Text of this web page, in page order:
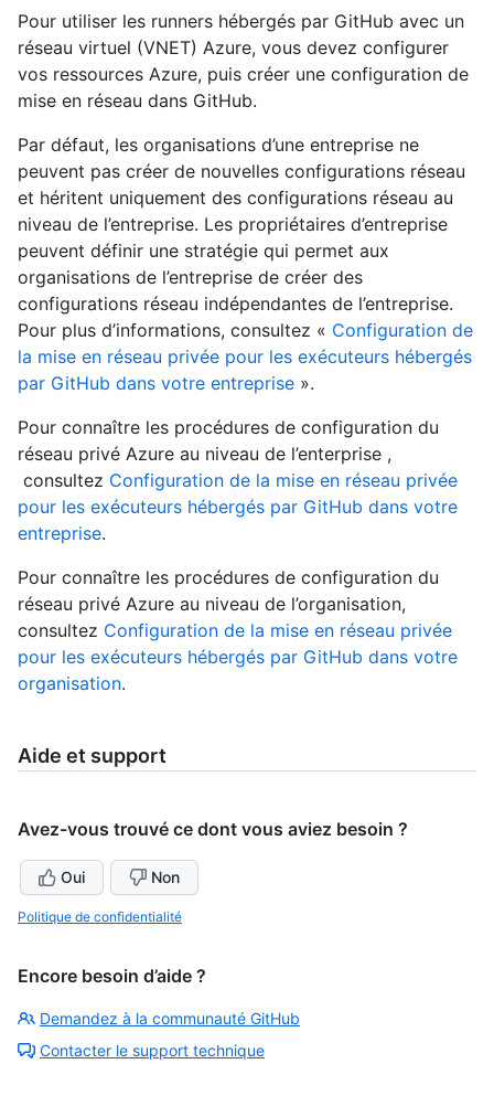
Pour utiliser les runners hébergés par GitHub avec un
réseau virtuel (VNET) Azure, vous devez configurer
vos ressources Azure, puis créer une configuration de
mise en réseau dans GitHub.
Par défaut, les organisations d’une entreprise ne
peuvent pas créer de nouvelles configurations réseau
et héritent uniquement des configurations réseau au
niveau de l’entreprise. Les propriétaires d’entreprise
peuvent définir une stratégie qui permet aux
organisations de l’entreprise de créer des
configurations réseau indépendantes de l’entreprise.
Pour plus d’informations, consultez « Configuration de
la mise en réseau privée pour les exécuteurs hébergés
par GitHub dans votre entreprise ».
Pour connaître les procédures de configuration du
réseau privé Azure au niveau de l’enterprise ,
consultez Configuration de la mise en réseau privée
pour les exécuteurs hébergés par GitHub dans votre
entreprise.
Pour connaître les procédures de configuration du
réseau privé Azure au niveau de l’organisation,
consultez Configuration de la mise en réseau privée
pour les exécuteurs hébergés par GitHub dans votre
organisation.
Aide et support
Avez-vous trouvé ce dont vous aviez besoin ?
Oui Non
Politique de confidentialité
Encore besoin d’aide ?
Demandez à la communauté GitHub
Contacter le support technique